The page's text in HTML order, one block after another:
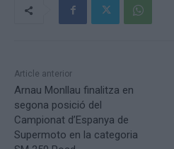
Article anterior
Arnau Monllau finalitza en
segona posició del
Campionat d’Espanya de
Supermoto en la categoria